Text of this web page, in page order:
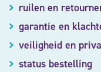
ruilen en
garantie en
veiligheid en
status bestelling